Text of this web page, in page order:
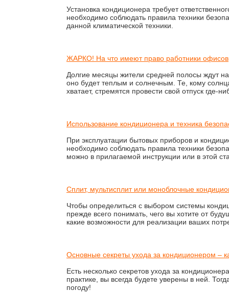
Установка кондиционера требует
необходимо соблюдать правила техники
данной климатической техники.
ЖАРКО! На что имеют право работники офисов
Долгие месяцы жители средней полосы ждут
оно будет теплым и солнечным. Те, кому
хватает, стремятся провести свой отпуск где-
Использование кондиционера и техника
При эксплуатации бытовых приборов и
необходимо соблюдать правила техники
можно в прилагаемой инструкции или в этой
Сплит, мультисплит или моноблочные
Чтобы определиться с выбором системы
прежде всего понимать, чего вы хотите от
какие возможности для реализации ваших
Основные секреты ухода за кондиционером –
Есть несколько секретов ухода за
практике, вы всегда будете уверены в ней.
погоду!